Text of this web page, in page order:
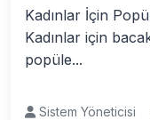
Kadınlar İçin
Kadınlar için
popüle...
Sistem Yöneticisi